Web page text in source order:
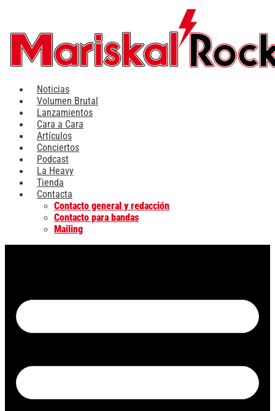
contenido
Noticias
Volumen Brutal
Lanzamientos
Cara a Cara
Artículos
Conciertos
Podcast
La Heavy
Tienda
Contacta
Contacto general y redacción
Contacto para bandas
Mailing